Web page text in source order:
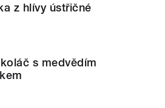
z hlívy ústřičné
s medvědím